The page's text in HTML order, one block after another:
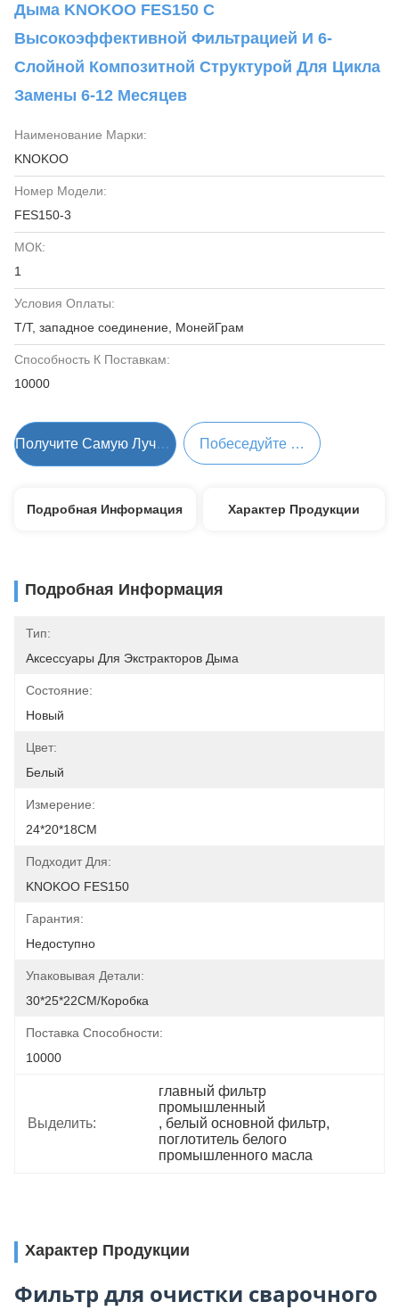
Дыма KNOKOO FES150 С
Высокоэффективной Фильтрацией И 6-
Слойной Композитной Структурой Для Цикла
Замены 6-12 Месяцев
Наименование Марки:
KNOKOO
Номер Модели:
FES150-3
МОК:
1
Условия Оплаты:
Т/Т, западное соединение, МонейГрам
Способность К Поставкам:
10000
Получите Самую Лучшую Цену Побеседуйте Теперь
Подробная Информация Характер Продукции
Подробная Информация
Тип:
Аксессуары Для Экстракторов Дыма
Состояние:
Новый
Цвет:
Белый
Измерение:
24*20*18CM
Подходит Для:
KNOKOO FES150
Гарантия:
Недоступно
Упаковывая Детали:
30*25*22CM/коробка
Поставка Способности:
10000
Выделить:
главный фильтр
промышленный
, белый основной фильтр,
поглотитель белого
промышленного масла
Характер Продукции
Фильтр для очистки сварочного